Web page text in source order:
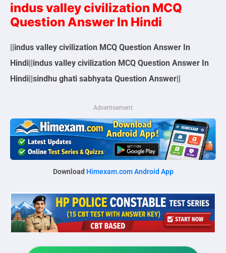
indus valley civilization MCQ
Question Answer In Hindi
||indus valley civilization MCQ Question Answer In
Hindi||indus valley civilization MCQ Question Answer In
Hindi||sindhu ghati sabhyata Question Answer||
Advertisement
Download Himexam.com Android App